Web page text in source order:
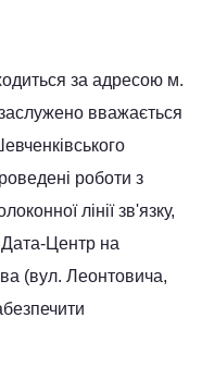
за адресою м.
вважається
роботи з
лінії зв'язку,
Центр на
(вул. Леонтовича,